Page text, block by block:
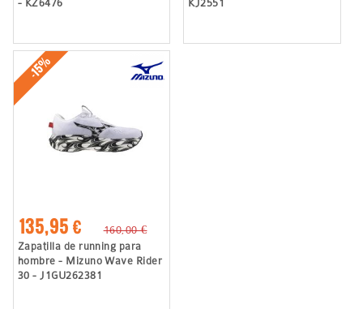
- KZ6476
KJ2551
-15%
135,95 €
160,00 €
Zapatilla de running para
hombre - Mizuno Wave Rider
30 - J1GU262381